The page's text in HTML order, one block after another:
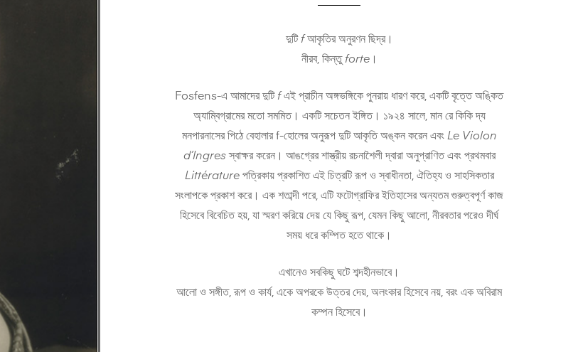
দুটি fআকৃতির অনুরণন ছিদ্র।
নীরব, কিন্তু forte।
Fosfens-এ আমাদের দুটি fএই প্রাচীন অঙ্গভঙ্গিকে পুনরায় ধারণ করে, একটি বৃত্তে অঙ্কিত
অ্যাম্বিগ্রামের মতো সমমিত। একটি সচেতন ইঙ্গিত। ১৯২৪ সালে, মান রে কিকি দ্য
মনপারনাসের পিঠে বেহালার f-হোলের অনুরূপ দুটি আকৃতি অঙ্কন করেন এবং Le Violon
d’Ingresস্বাক্ষর করেন। আঙগ্রের শাস্ত্রীয় রচনাশৈলী দ্বারা অনুপ্রাণিত এবং প্রথমবার
Littératureপত্রিকায় প্রকাশিত এই চিত্রটি রূপ ও স্বাধীনতা, ঐতিহ্য ও সাহসিকতার
সংলাপকে প্রকাশ করে। এক শতাব্দী পরে, এটি ফটোগ্রাফির ইতিহাসের অন্যতম গুরুত্বপূর্ণ কাজ
হিসেবে বিবেচিত হয়, যা স্মরণ করিয়ে দেয় যে কিছু রূপ, যেমন কিছু আলো, নীরবতার পরেও দীর্ঘ
সময় ধরে কম্পিত হতে থাকে।
এখানেও সবকিছু ঘটে শব্দহীনভাবে।
আলো ও সঙ্গীত, রূপ ও কার্য, একে অপরকে উত্তর দেয়, অলংকার হিসেবে নয়, বরং এক অবিরাম
কম্পন হিসেবে।